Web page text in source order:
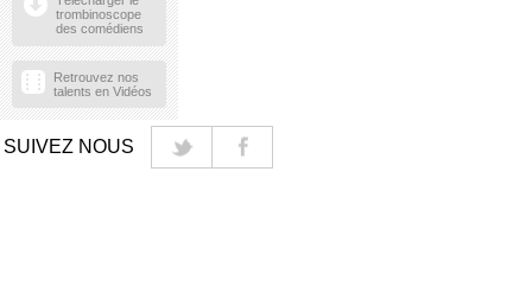
trombinoscope
des comédiens
Retrouvez nos
talents en Vidéos
SUIVEZ NOUS